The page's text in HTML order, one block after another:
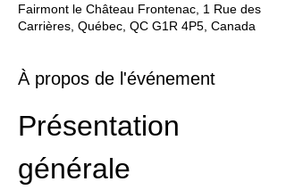
Fairmont le Château Frontenac, 1 Rue des
Carrières, Québec, QC G1R 4P5, Canada
À propos de l'événement
​Présentation
générale